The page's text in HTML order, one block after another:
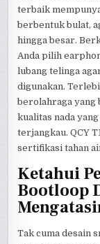
terbaik
berbentuk bulat,
hingga besar.
Anda pilih
lubang telinga
digunakan.
berolahraga yang
kualitas nada
terjangkau. QCY
sertifikasi tahan
Ketahui
Bootloop
Tak cuma desain